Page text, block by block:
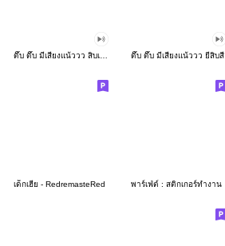
ดึ๊บ ดึ๊บ มีเสียงแน้ววว ยี่สิบสี่
เด็กเฮีย - RedremasteRed พาร์เฟ่ต์ : สติกเกอร์ทำงาน